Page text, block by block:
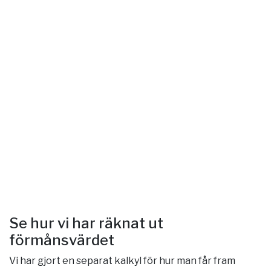
Se hur vi har räknat ut
förmånsvärdet
Vi har gjort en separat kalkyl för hur man får fram